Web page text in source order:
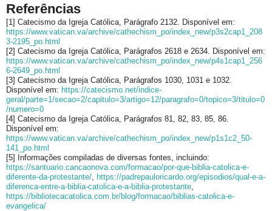
Referências
[1] Catecismo da Igreja Católica, Parágrafo 2132. Disponível em:
https://www.vatican.va/archive/cathechism_po/index_new/p3s2cap1_208
3-2195_po.html
[2] Catecismo da Igreja Católica, Parágrafos 2618 e 2634. Disponível em:
https://www.vatican.va/archive/cathechism_po/index_new/p4s1cap1_256
6-2649_po.html
[3] Catecismo da Igreja Católica, Parágrafos 1030, 1031 e 1032.
Disponível em: https://catecismo.net/indice-
geral/parte=1/secao=2/capitulo=3/artigo=12/paragrafo=0/topico=3/titulo=0
/numero=0
[4] Catecismo da Igreja Católica, Parágrafos 81, 82, 83, 85, 86.
Disponível em:
https://www.vatican.va/archive/cathechism_po/index_new/p1s1c2_50-
141_po.html
[5] Informações compiladas de diversas fontes, incluindo:
https://santuario.cancaonova.com/formacao/por-que-biblia-catolica-e-
diferente-da-protestante/
https://padrepauloricardo.org/episodios/qual-e-a-
diferenca-entre-a-biblia-catolica-e-a-biblia-protestante
https://bibliotecacatolica.com.br/blog/formacao/biblias-catolica-e-
evangelica/